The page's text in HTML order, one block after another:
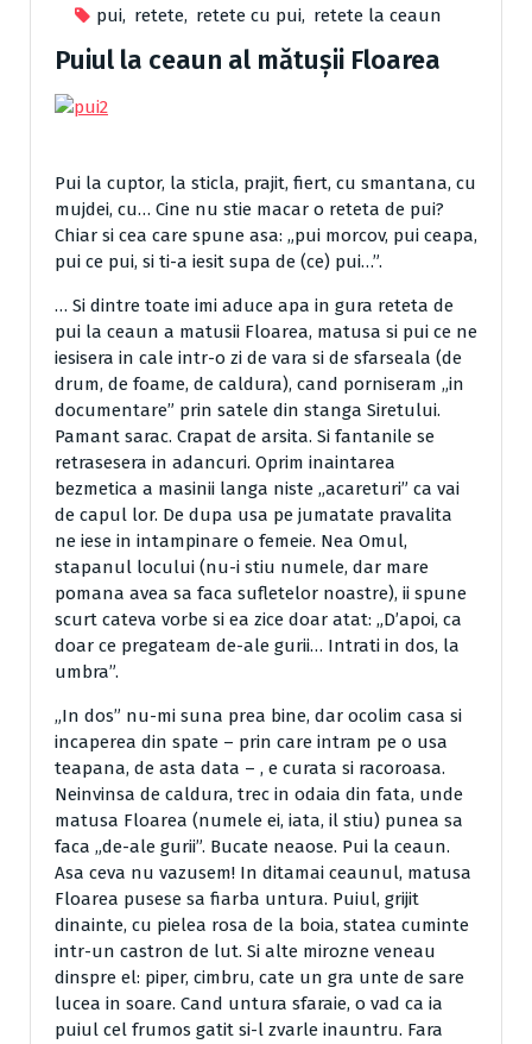
pui, retete, retete cu pui, retete la ceaun
Puiul la ceaun al mătușii Floarea
Pui la cuptor, la sticla, prajit, fiert, cu smantana, cu
mujdei, cu… Cine nu stie macar o reteta de pui?
Chiar si cea care spune asa: „pui morcov, pui ceapa,
pui ce pui, si ti-a iesit supa de (ce) pui…”.
… Si dintre toate imi aduce apa in gura reteta de
pui la ceaun a matusii Floarea, matusa si pui ce ne
iesisera in cale intr-o zi de vara si de sfarseala (de
drum, de foame, de caldura), cand porniseram „in
documentare” prin satele din stanga Siretului.
Pamant sarac. Crapat de arsita. Si fantanile se
retrasesera in adancuri. Oprim inaintarea
bezmetica a masinii langa niste „acareturi” ca vai
de capul lor. De dupa usa pe jumatate pravalita
ne iese in intampinare o femeie. Nea Omul,
stapanul locului (nu-i stiu numele, dar mare
pomana avea sa faca sufletelor noastre), ii spune
scurt cateva vorbe si ea zice doar atat: „D’apoi, ca
doar ce pregateam de-ale gurii… Intrati in dos, la
umbra”.
„In dos” nu-mi suna prea bine, dar ocolim casa si
incaperea din spate – prin care intram pe o usa
teapana, de asta data – , e curata si racoroasa.
Neinvinsa de caldura, trec in odaia din fata, unde
matusa Floarea (numele ei, iata, il stiu) punea sa
faca „de-ale gurii”. Bucate neaose. Pui la ceaun.
Asa ceva nu vazusem! In ditamai ceaunul, matusa
Floarea pusese sa fiarba untura. Puiul, grijit
dinainte, cu pielea rosa de la boia, statea cuminte
intr-un castron de lut. Si alte mirozne veneau
dinspre el: piper, cimbru, cate un gra unte de sare
lucea in soare. Cand untura sfaraie, o vad ca ia
puiul cel frumos gatit si-l zvarle inauntru. Fara